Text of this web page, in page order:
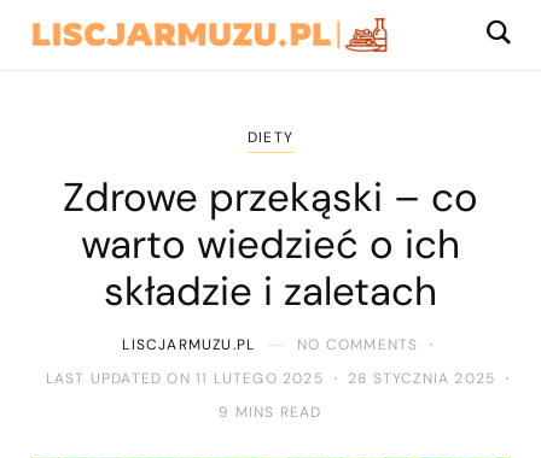
DIETY
Zdrowe przekąski – co
warto wiedzieć o ich
składzie i zaletach
LISCJARMUZU.PL
NO COMMENTS
LAST UPDATED ON 11 LUTEGO 2025
28 STYCZNIA 2025
9 MINS READ